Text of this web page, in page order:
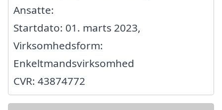
Ansatte:
Startdato: 01. marts 2023,
Virksomhedsform:
Enkeltmandsvirksomhed
CVR: 43874772